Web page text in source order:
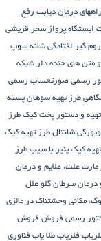
راههای درمان دیابت رفع
ایستگاه پرواز سحر قریشی
گیر افتادگی شانه سوپ
متن های خنده دار شبکه
رسمی صورتحساب رسمی
طرز تهیه سوهان پسته
و دستور پخت کیک طرز
شانتال طرز تهیه کیک
کیک پنیر با سیب طرز
مارت علت، علایم و درمان
درمان سرطان گلو علل
مکانی وحشتناک در مالزی
رسمی فروش فروش
فلزیاب طلا یاب فناوری